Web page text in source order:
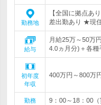
勤務地
【全国に拠点
差出勤あり ★現
給与
月給25万～50万
4.0ヵ月分)＋各
初年度
年収
400万円～800万
勤務
9：00～18：00